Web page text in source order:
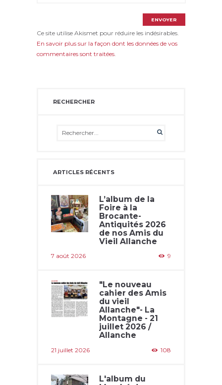
Ce site utilise Akismet pour réduire les indésirables.
En savoir plus sur la façon dont les données de vos
commentaires sont traitées.
RECHERCHER
ARTICLES RÉCENTS
L’album de la
Foire à la
Brocante-
Antiquités 2026
de nos Amis du
Vieil Allanche
7 août 2026 9
"Le nouveau
cahier des Amis
du vieil
Allanche"- La
Montagne - 21
juillet 2026 /
Allanche
21 juillet 2026 108
L'album du